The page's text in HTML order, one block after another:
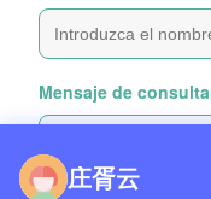
Mensaje de consulta
庄胥云